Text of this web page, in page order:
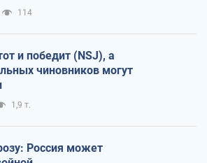
114
и победит (NSJ), а
чиновников могут
1,9 т.
Россия может